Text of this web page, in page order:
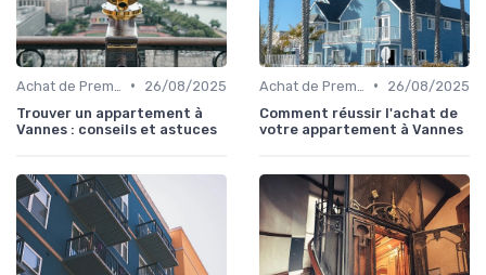
•
26/08/2025
Trouver un appartement à
Vannes : conseils et astuces
•
26/08/2025
Comment réussir l'achat de
votre appartement à Vannes